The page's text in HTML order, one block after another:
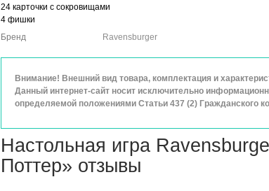
24 карточки с сокровищами
4 фишки
Бренд
Ravensburger
Внимание! Внешний вид товара, комплектация и
Данный интернет-сайт носит исключительно
определяемой положениями Статьи 437 (2) Гражданского
Настольная игра
Поттер» отзывы